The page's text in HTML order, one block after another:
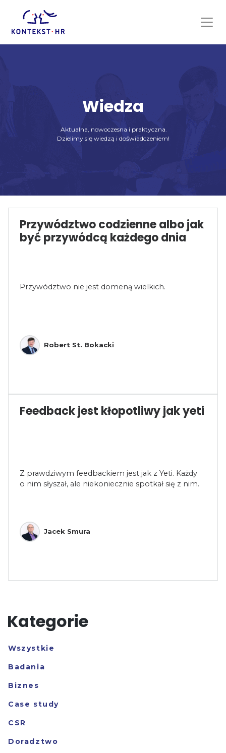
content
Wiedza
Aktualna, nowoczesna i praktyczna.
Dzielimy się wiedzą i doświadczeniem!
Przywództwo codzienne albo jak
być przywódcą każdego dnia
Przywództwo nie jest domeną wielkich.
Robert St. Bokacki
Feedback jest kłopotliwy jak yeti
Z prawdziwym feedbackiem jest jak z Yeti. Każdy
o nim słyszał, ale niekoniecznie spotkał się z nim.
Jacek Smura
Kategorie
Wszystkie
Badania
Biznes
Case study
CSR
Doradztwo